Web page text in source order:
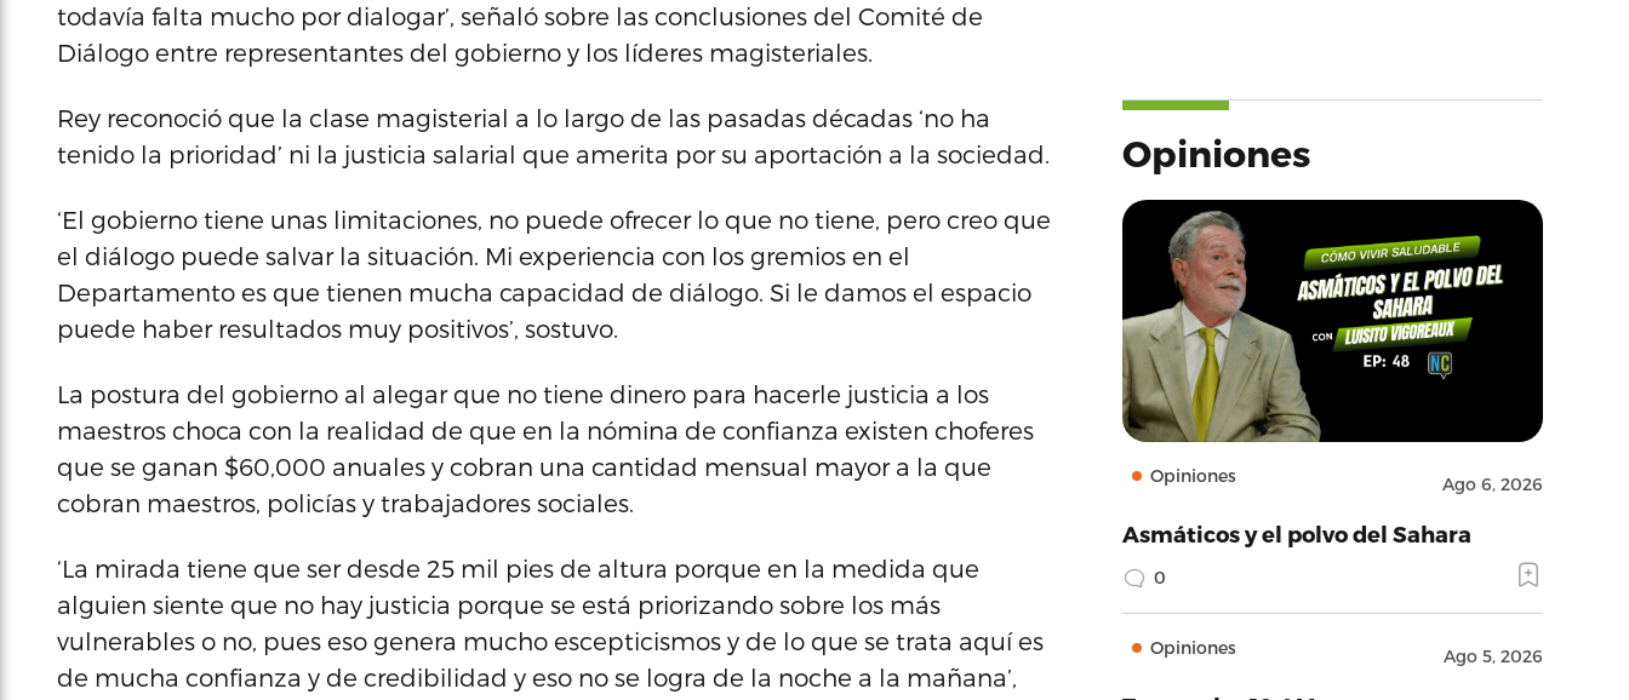
todavía falta mucho por dialogar’, señaló sobre las conclusiones del Comité de
Diálogo entre representantes del gobierno y los líderes magisteriales.
Rey reconoció que la clase magisterial a lo largo de las pasadas décadas ‘no ha
tenido la prioridad’ ni la justicia salarial que amerita por su aportación a la sociedad.
‘El gobierno tiene unas limitaciones, no puede ofrecer lo que no tiene, pero creo que
el diálogo puede salvar la situación. Mi experiencia con los gremios en el
Departamento es que tienen mucha capacidad de diálogo. Si le damos el espacio
puede haber resultados muy positivos’, sostuvo.
La postura del gobierno al alegar que no tiene dinero para hacerle justicia a los
maestros choca con la realidad de que en la nómina de confianza existen choferes
que se ganan $60,000 anuales y cobran una cantidad mensual mayor a la que
cobran maestros, policías y trabajadores sociales.
‘La mirada tiene que ser desde 25 mil pies de altura porque en la medida que
alguien siente que no hay justicia porque se está priorizando sobre los más
vulnerables o no, pues eso genera mucho escepticismos y de lo que se trata aquí es
de mucha confianza y de credibilidad y eso no se logra de la noche a la mañana’,
Opiniones
Opiniones Ago 6, 2026
Asmáticos y el polvo del Sahara
0
Opiniones Ago 5, 2026